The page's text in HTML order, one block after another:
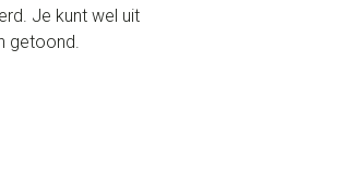
Je kunt wel uit
getoond.